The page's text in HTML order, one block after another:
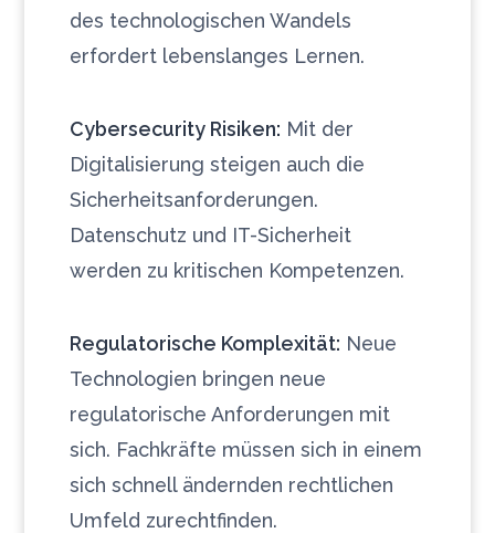
des technologischen Wandels
erfordert lebenslanges Lernen.
Cybersecurity Risiken: Mit der
Digitalisierung steigen auch die
Sicherheitsanforderungen.
Datenschutz und IT-Sicherheit
werden zu kritischen Kompetenzen.
Regulatorische Komplexität: Neue
Technologien bringen neue
regulatorische Anforderungen mit
sich. Fachkräfte müssen sich in einem
sich schnell ändernden rechtlichen
Umfeld zurechtfinden.